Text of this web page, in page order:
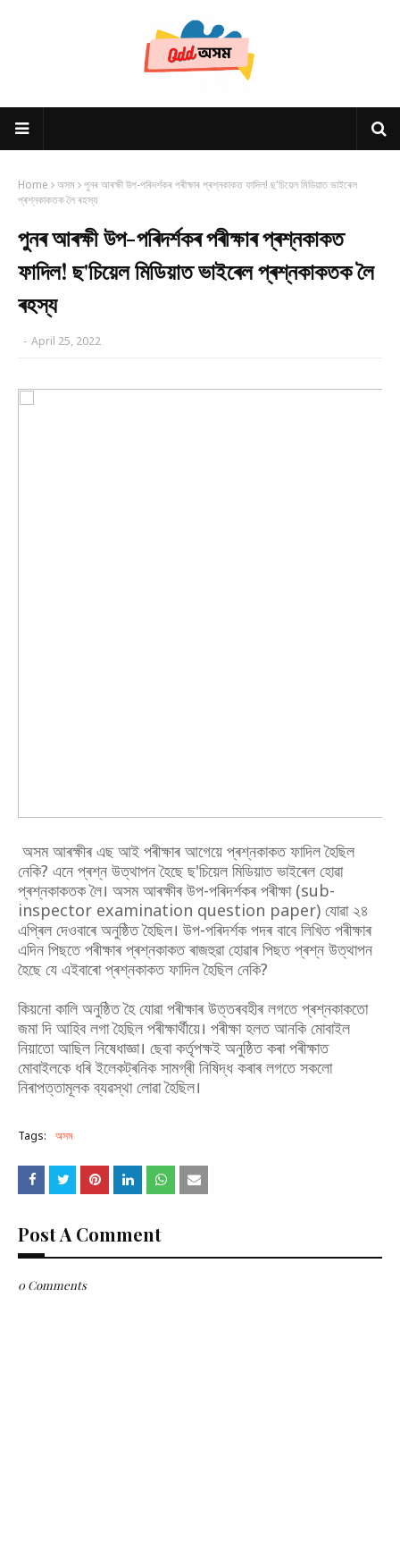
Home অসম পুনৰ আৰক্ষী উপ-পৰিদৰ্শকৰ পৰীক্ষাৰ প্ৰশ্নকাকত ফাদিল! ছ'চিয়েল মিডিয়াত ভাইৰেল
প্ৰশ্নকাকতক লৈ ৰহস্য
পুনৰ আৰক্ষী উপ-পৰিদৰ্শকৰ পৰীক্ষাৰ প্ৰশ্নকাকত
ফাদিল! ছ'চিয়েল মিডিয়াত ভাইৰেল প্ৰশ্নকাকতক লৈ
ৰহস্য
- April 25, 2022
অসম আৰক্ষীৰ এছ আই পৰীক্ষাৰ আগেয়ে প্ৰশ্নকাকত ফাদিল হৈছিল
নেকি? এনে প্ৰশ্ন উত্থাপন হৈছে ছ'চিয়েল মিডিয়াত ভাইৰেল হোৱা
প্ৰশ্নকাকতক লৈ। অসম আৰক্ষীৰ উপ-পৰিদৰ্শকৰ পৰীক্ষা (sub-
inspector examination question paper) যোৱা ২৪
এপ্ৰিল দেওবাৰে অনুষ্ঠিত হৈছিল। উপ-পৰিদৰ্শক পদৰ বাবে লিখিত পৰীক্ষাৰ
এদিন পিছতে পৰীক্ষাৰ প্ৰশ্নকাকত ৰাজহুৱা হোৱাৰ পিছত প্ৰশ্ন উত্থাপন
হৈছে যে এইবাৰো প্ৰশ্নকাকত ফাদিল হৈছিল নেকি?
কিয়নো কালি অনুষ্ঠিত হৈ যোৱা পৰীক্ষাৰ উত্তৰবহীৰ লগতে প্ৰশ্নকাকতো
জমা দি আহিব লগা হৈছিল পৰীক্ষাৰ্থীয়ে। পৰীক্ষা হলত আনকি মোবাইল
নিয়াতো আছিল নিষেধাজ্ঞা। ছেবা কৰ্তৃপক্ষই অনুষ্ঠিত কৰা পৰীক্ষাত
মোবাইলকে ধৰি ইলেকট্ৰনিক সামগ্ৰী নিষিদ্ধ কৰাৰ লগতে সকলো
নিৰাপত্তামূলক ব্যৱস্থা লোৱা হৈছিল।
Tags: অসম
Post A Comment
0 Comments